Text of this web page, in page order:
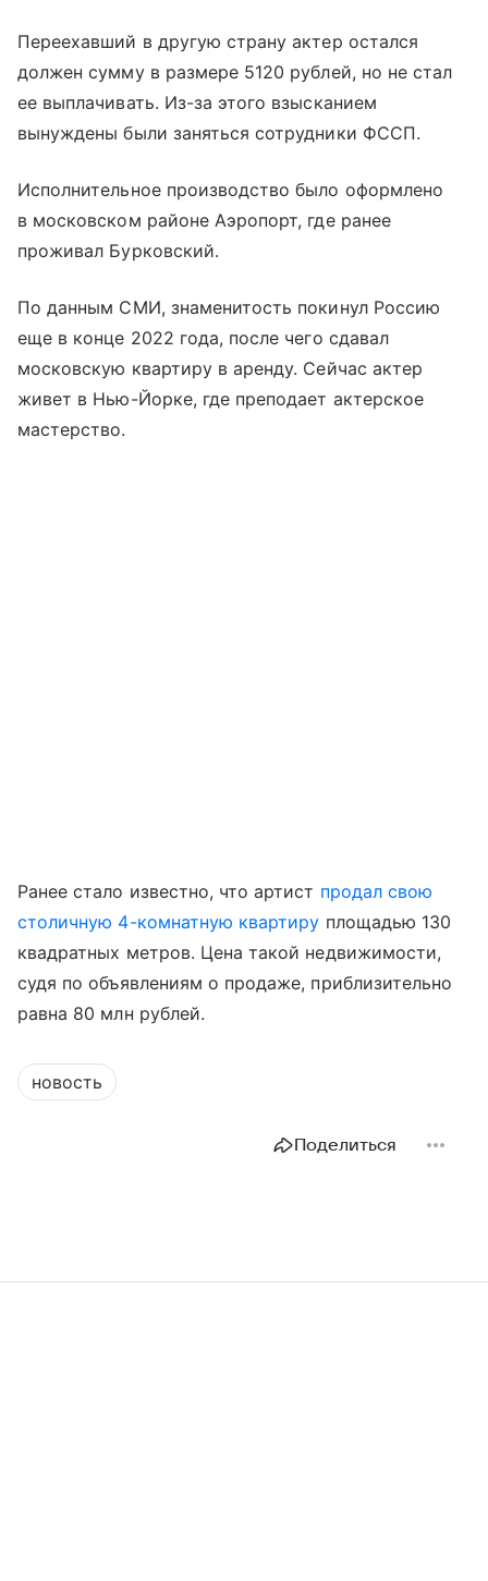
Переехавший в другую страну актер остался
должен сумму в размере 5120 рублей, но не стал
ее выплачивать. Из-за этого взысканием
вынуждены были заняться сотрудники ФССП.
Исполнительное производство было оформлено
в московском районе Аэропорт, где ранее
проживал Бурковский.
По данным СМИ, знаменитость покинул Россию
еще в конце 2022 года, после чего сдавал
московскую квартиру в аренду. Сейчас актер
живет в Нью-Йорке, где преподает актерское
мастерство.
Ранее стало известно, что артист продал свою
столичную 4-комнатную квартиру площадью 130
квадратных метров. Цена такой недвижимости,
судя по объявлениям о продаже, приблизительно
равна 80 млн рублей.
новость
Поделиться